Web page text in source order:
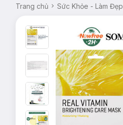
Trang chủ Sức Khỏe - Làm Đẹp